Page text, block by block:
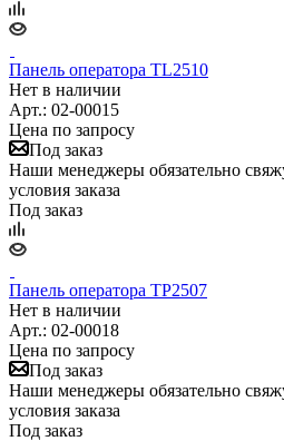
Панель оператора TL2510
Нет в наличии
Арт.: 02-00015
Цена по запросу
Под заказ
Наши менеджеры обязательно
условия заказа
Под заказ
Панель оператора TP2507
Нет в наличии
Арт.: 02-00018
Цена по запросу
Под заказ
Наши менеджеры обязательно
условия заказа
Под заказ